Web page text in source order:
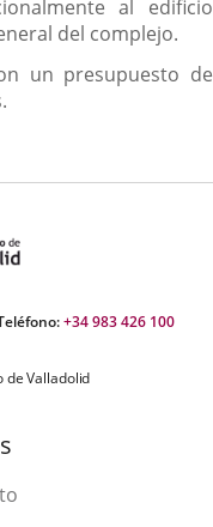
al edificio
del complejo.
un presupuesto de
+34 983 426 100
de Valladolid